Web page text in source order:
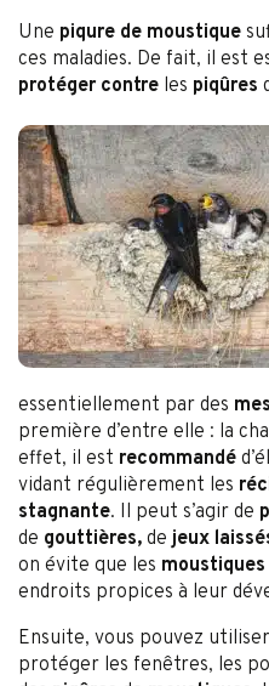
Une piqure de moustique
ces maladies. De fait, il est
protéger contre les piqûres
essentiellement par des
première d’entre elle : la
effet, il est recommandé
vidant régulièrement les
stagnante. Il peut s’agir de
de gouttières, de jeux
on évite que les moustiques
endroits propices à leur
Ensuite, vous pouvez
protéger les fenêtres, les